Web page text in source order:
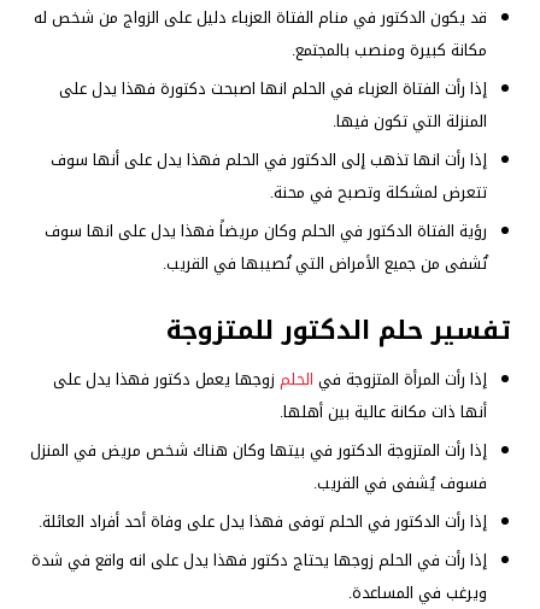
قد يكون الدكتور في منام الفتاة العزباء دليل على الزواج من شخص له
مكانة كبيرة ومنصب بالمجتمع.
إذا رأت الفتاة العزباء في الحلم انها اصبحت دكتورة فهذا يدل على
المنزلة التي تكون فيها.
إذا رأت انها تذهب إلى الدكتور في الحلم فهذا يدل على أنها سوف
تتعرض لمشكلة وتصبح في محنة.
رؤية الفتاة الدكتور في الحلم وكان مريضاً فهذا يدل على انها سوف
تُشفى من جميع الأمراض التي تُصيبها في القريب.
تفسير حلم الدكتور للمتزوجة
إذا رأت المرأة المتزوجة في الحلمزوجها يعمل دكتور فهذا يدل على
أنها ذات مكانة عالية بين أهلها.
إذا رأت المتزوجة الدكتور في بيتها وكان هناك شخص مريض في المنزل
فسوف يُشفى في القريب.
إذا رأت الدكتور في الحلم توفى فهذا يدل على وفاة أحد أفراد العائلة.
إذا رأت في الحلم زوجها يحتاج دكتور فهذا يدل على انه واقع في شدة
ويرغب في المساعدة.